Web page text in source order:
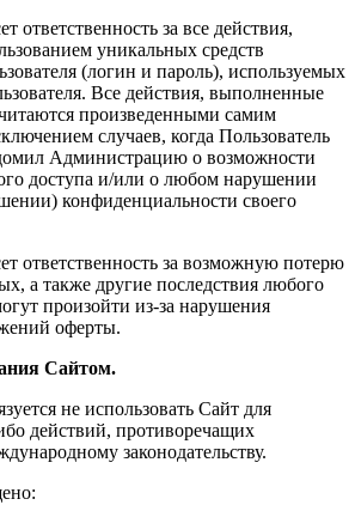
ответственность за все действия,
уникальных средств
(логин и пароль), используемых
Все действия, выполненные
произведенными самим
случаев, когда Пользователь
Администрацию о возможности
доступа и/или о любом нарушении
конфиденциальности своего
ответственность за возможную потерю
а также другие последствия любого
произойти из-за нарушения
оферты.
Сайтом.
не использовать Сайт для
действий, противоречащих
законодательству.